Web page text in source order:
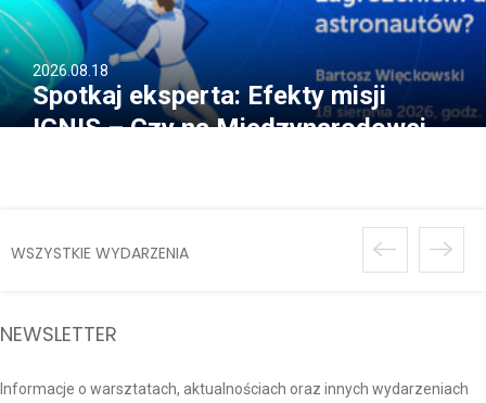
2026.08.18
Spotkaj eksperta: Efekty misji
IGNIS – Czy na Międzynarodowej
WSZYSTKIE WYDARZENIA
NEWSLETTER
Informacje o warsztatach, aktualnościach oraz innych wydarzeniach